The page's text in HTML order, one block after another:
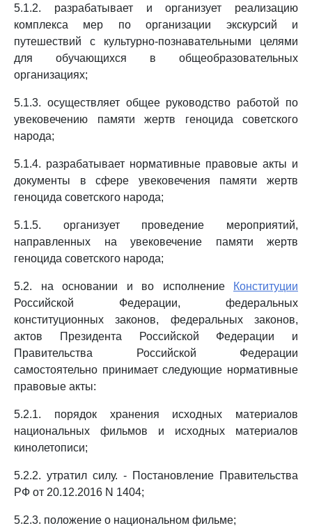
5.1.2. разрабатывает и организует реализацию
комплекса мер по организации экскурсий и
путешествий с культурно-познавательными целями
для обучающихся в общеобразовательных
организациях;
5.1.3. осуществляет общее руководство работой по
увековечению памяти жертв геноцида советского
народа;
5.1.4. разрабатывает нормативные правовые акты и
документы в сфере увековечения памяти жертв
геноцида советского народа;
5.1.5. организует проведение мероприятий,
направленных на увековечение памяти жертв
геноцида советского народа;
5.2. на основании и во исполнение
Конституции
Российской Федерации, федеральных
конституционных законов, федеральных законов,
актов Президента Российской Федерации и
Правительства Российской Федерации
самостоятельно принимает следующие нормативные
правовые акты:
5.2.1. порядок хранения исходных материалов
национальных фильмов и исходных материалов
кинолетописи;
5.2.2. утратил силу. - Постановление Правительства
РФ от 20.12.2016 N 1404;
5.2.3. положение о национальном фильме;